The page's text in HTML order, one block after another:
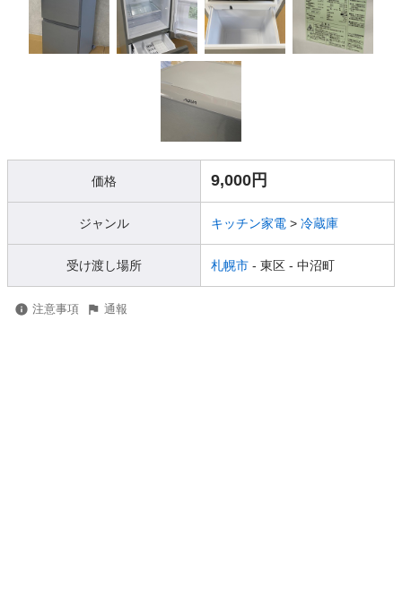
価格 9,000円
ジャンル キッチン家電 > 冷蔵庫
受け渡し場所 札幌市 - 東区 - 中沼町
注意事項 通報